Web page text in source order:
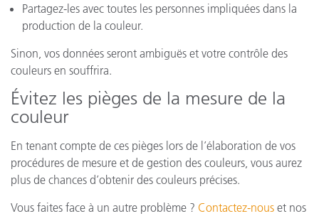
Partagez-les avec toutes les personnes impliquées dans la
production de la couleur.
Sinon, vos données seront ambiguës et votre contrôle des
couleurs en souffrira.
Évitez les pièges de la mesure de la
couleur
En tenant compte de ces pièges lors de l’élaboration de vos
procédures de mesure et de gestion des couleurs, vous aurez
plus de chances d’obtenir des couleurs précises.
Vous faites face à un autre problème ? Contactez-nous et nos